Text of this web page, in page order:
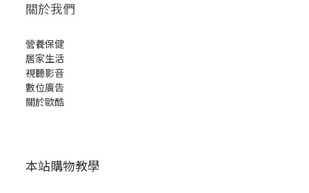
關於我們
營養保健
居家生活
視聽影音
數位廣告
關於歐酷
本站購物教學